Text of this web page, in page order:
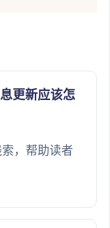
更新应该怎
，帮助读者